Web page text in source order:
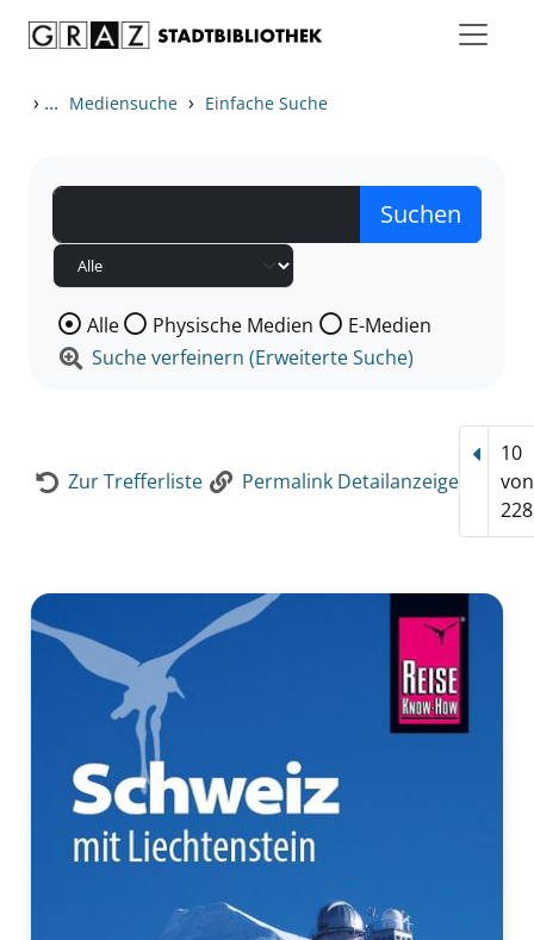
› ... Mediensuche › Einfache Suche
Wählen Sie die Medienart nach der Sie suchen wollen.
Alle Physische Medien
E-Medien
Suche verfeinern (Erweiterte Suche)
Zur Trefferliste Permalink Detailanzeige
10
von
228